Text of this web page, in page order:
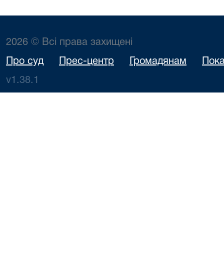
2026 © Всі права захищені
Про суд Прес-центр Громадянам
v1.38.1